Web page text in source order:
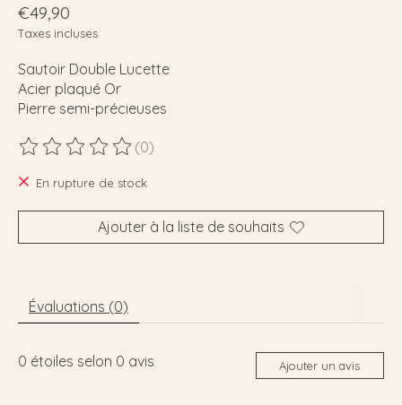
€49,90
Taxes incluses
Sautoir Double Lucette
Acier plaqué Or
Pierre semi-précieuses
Ce produit est évalué à
(0)
En rupture de stock
Ajouter à la liste de souhaits
Évaluations (0)
0 étoiles selon 0 avis Ajouter un avis